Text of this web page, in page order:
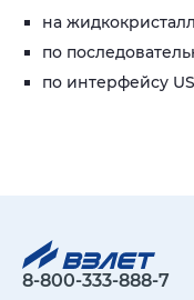
на
по
по интерфейсу
8-800-333-888-7